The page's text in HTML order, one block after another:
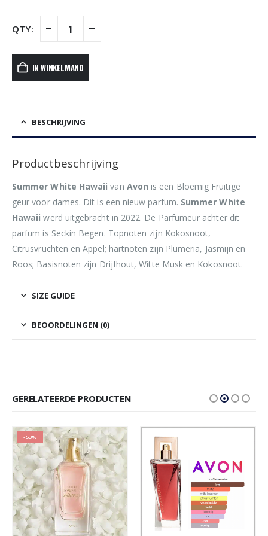
IN WINKELMAND
BESCHRIJVING
Productbeschrijving
Summer White Hawaii van Avon is een Bloemig Fruitige
geur voor dames. Dit is een nieuw parfum. Summer White
Hawaii werd uitgebracht in 2022. De Parfumeur achter dit
parfum is Seckin Begen. Topnoten zijn Kokosnoot,
Citrusvruchten en Appel; hartnoten zijn Plumeria, Jasmijn en
Roos; Basisnoten zijn Drijfhout, Witte Musk en Kokosnoot.
SIZE GUIDE
BEOORDELINGEN (0)
GERELATEERDE PRODUCTEN
-53%